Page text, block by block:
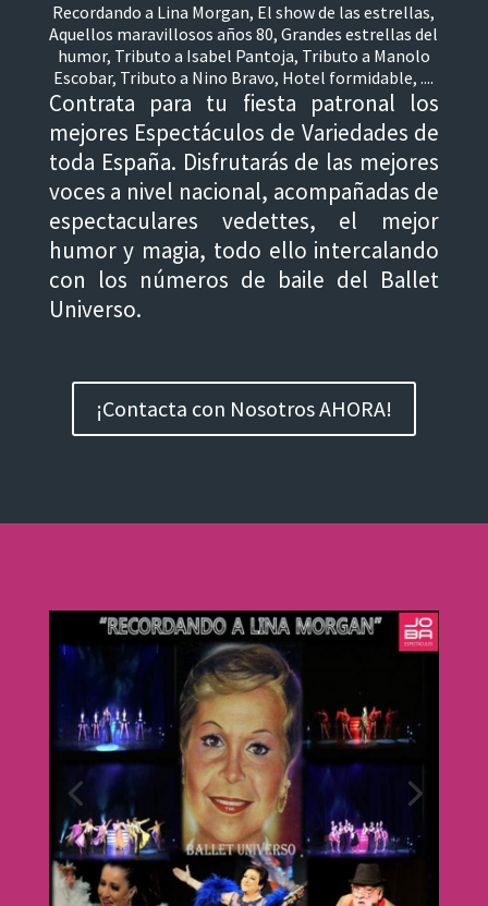
Recordando a Lina Morgan, El show de las estrellas,
Aquellos maravillosos años 80, Grandes estrellas del
humor, Tributo a Isabel Pantoja, Tributo a Manolo
Escobar, Tributo a Nino Bravo, Hotel formidable, ....
Contrata para tu fiesta patronal los
mejores Espectáculos de Variedades de
toda España. Disfrutarás de las mejores
voces a nivel nacional, acompañadas de
espectaculares vedettes, el mejor
humor y magia, todo ello intercalando
con los números de baile del Ballet
Universo.
¡Contacta con Nosotros AHORA!